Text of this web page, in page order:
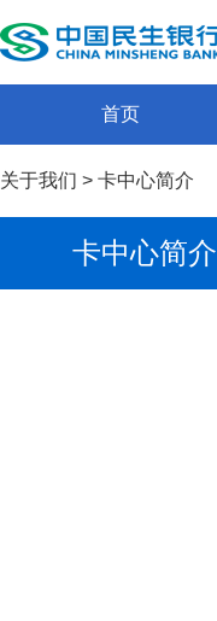
首页
关于我们 > 卡中心简介
卡中心简介